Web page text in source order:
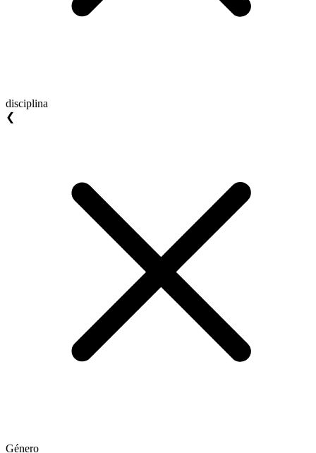
disciplina
❮
Género